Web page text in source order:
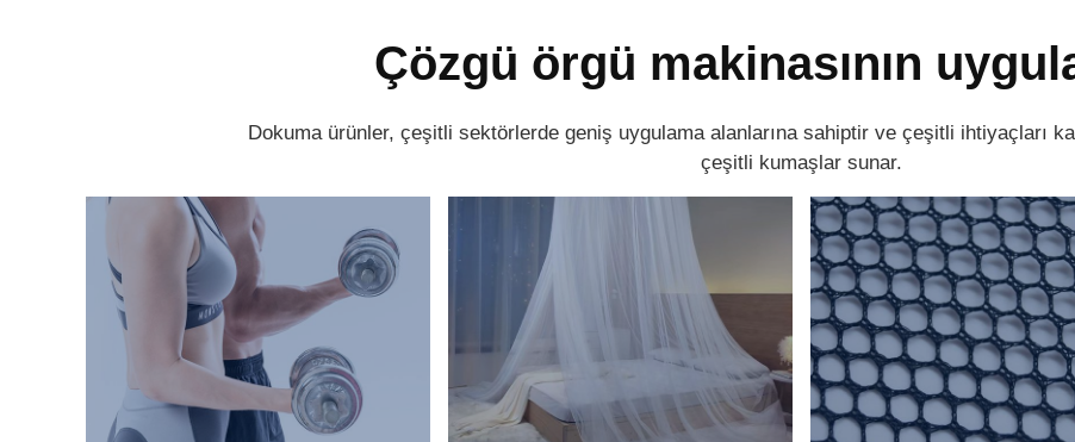
Çözgü örgü makinasının
Dokuma ürünler, çeşitli sektörlerde geniş uygulama alanlarına sahiptir ve çeşitli ihtiyaçları
çeşitli kumaşlar sunar.